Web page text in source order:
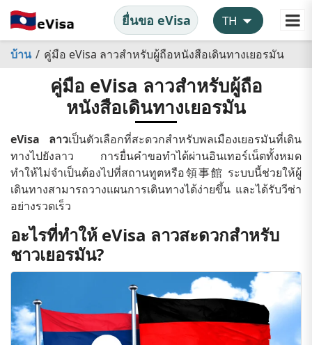
ยื่นขอ eVisa
บ้าน คู่มือ eVisa ลาวสำหรับผู้ถือหนังสือเดินทางเยอรมัน
คู่มือ eVisa ลาวสำหรับผู้ถือ
หนังสือเดินทางเยอรมัน
eVisa ลาวเป็นตัวเลือกที่สะดวกสำหรับพลเมืองเยอรมันที่เดิน
ทางไปยังลาว การยื่นคำขอทำได้ผ่านอินเทอร์เน็ตทั้งหมด
ทำให้ไม่จำเป็นต้องไปที่สถานทูตหรือ領事館 ระบบนี้ช่วยให้ผู้
เดินทางสามารถวางแผนการเดินทางได้ง่ายขึ้น และได้รับวีซ่า
อย่างรวดเร็ว
อะไรที่ทำให้ eVisa ลาวสะดวกสำหรับ
ชาวเยอรมัน?